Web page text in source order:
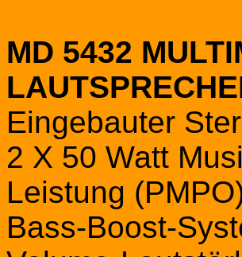
MD 5432
Eingebauter
2 X 50 Watt
Leistung
Bass-Boost-